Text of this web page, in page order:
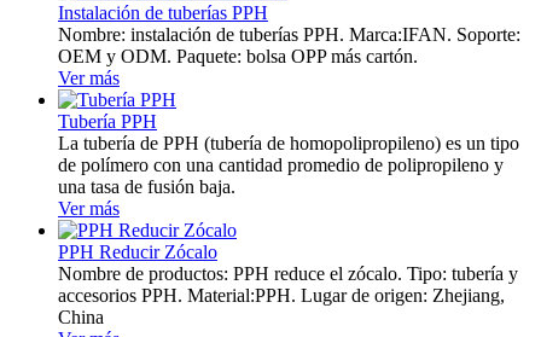
Instalación de tuberías PPH
Nombre: instalación de tuberías PPH. Marca:IFAN. Soporte:
OEM y ODM. Paquete: bolsa OPP más cartón.
Ver más
Tubería PPH
La tubería de PPH (tubería de homopolipropileno) es un tipo
de polímero con una cantidad promedio de polipropileno y
una tasa de fusión baja.
Ver más
PPH Reducir Zócalo
Nombre de productos: PPH reduce el zócalo. Tipo: tubería y
accesorios PPH. Material:PPH. Lugar de origen: Zhejiang,
China